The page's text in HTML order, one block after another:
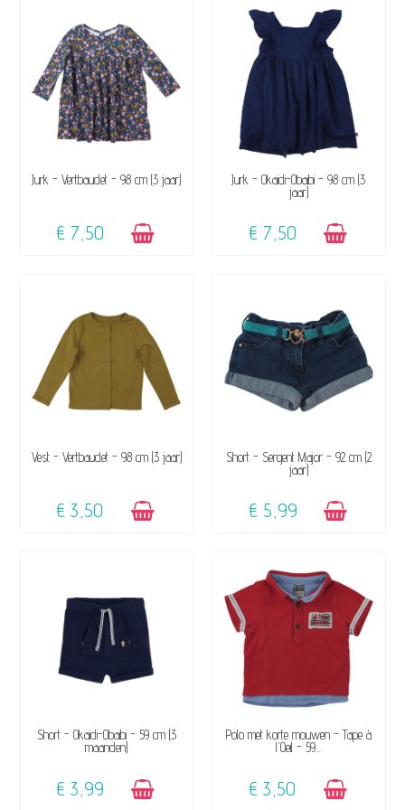
BESCHIKBAAR
Jurk - Vertbaudet - 98 cm (3 jaar)
€ 7,50
BESCHIKBAAR
Jurk - Okaidi-Obaibi - 98 cm (3
jaar)
€ 7,50
BESCHIKBAAR
Vest - Vertbaudet - 98 cm (3 jaar)
€ 3,50
BESCHIKBAAR
Short - Sergent Major - 92 cm (2
jaar)
€ 5,99
BESCHIKBAAR
Short - Okaidi-Obaibi - 59 cm (3
maanden)
€ 3,99
BESCHIKBAAR
Polo met korte mouwen - Tape à
l'Oeil - 59...
€ 3,50